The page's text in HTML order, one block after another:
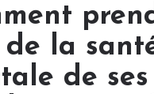
de la
de ses